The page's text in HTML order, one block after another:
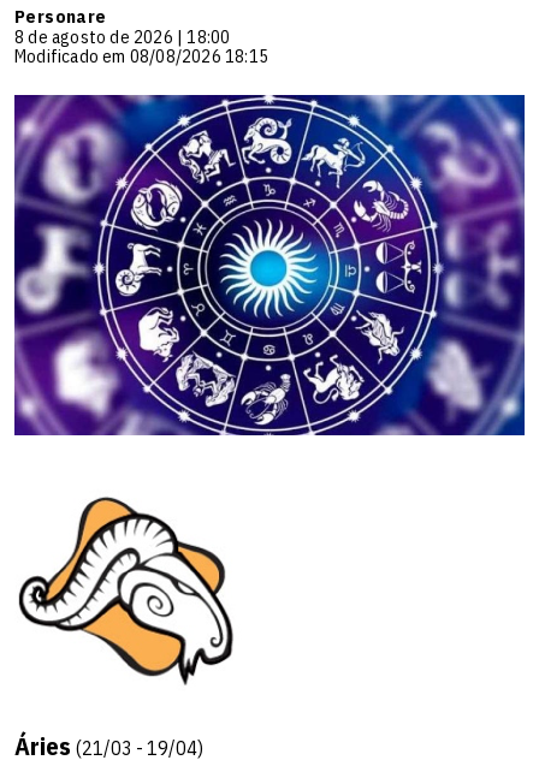
Personare
8 de agosto de 2026 | 18:00
Modificado em 08/08/2026 18:15
Áries (21/03 - 19/04)